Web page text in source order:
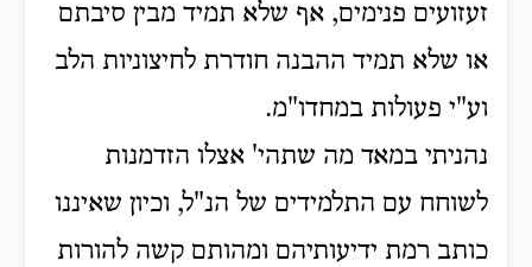
זעזועים פנימים, אף שלא תמיד מבין סיבתם
או שלא תמיד ההבנה חודרת לחיצוניות הלב
וע"י פעולות במחדו"מ.
נהניתי במאד מה שתהי' אצלו הזדמנות
לשוחח עם התלמידים של הנ"ל, וכיון שאיננו
כותב רמת ידיעותיהם ומהותם קשה להורות